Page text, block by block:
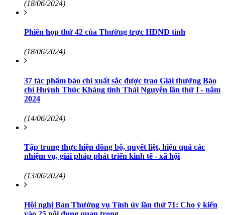
(18/06/2024)
Phiên họp thứ 42 của Thường trực HĐND tỉnh
(18/06/2024)
37 tác phẩm báo chí xuất sắc được trao Giải thưởng Báo
chí Huỳnh Thúc Kháng tỉnh Thái Nguyên lần thứ I - năm
2024
(14/06/2024)
Tập trung thực hiện đồng bộ, quyết liệt, hiệu quả các
nhiệm vụ, giải pháp phát triển kinh tế - xã hội
(13/06/2024)
Hội nghị Ban Thường vụ Tỉnh ủy lần thứ 71: Cho ý kiến